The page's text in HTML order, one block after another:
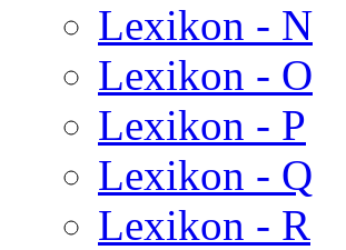
Lexikon - N
Lexikon - O
Lexikon - P
Lexikon - Q
Lexikon - R